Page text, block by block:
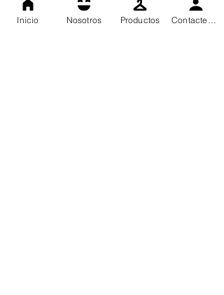
Inicio Nosotros Productos